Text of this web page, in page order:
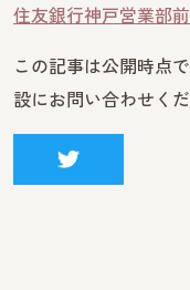
住友銀行神戸営業部前
この記事は公開時点
設にお問い合わせくだ